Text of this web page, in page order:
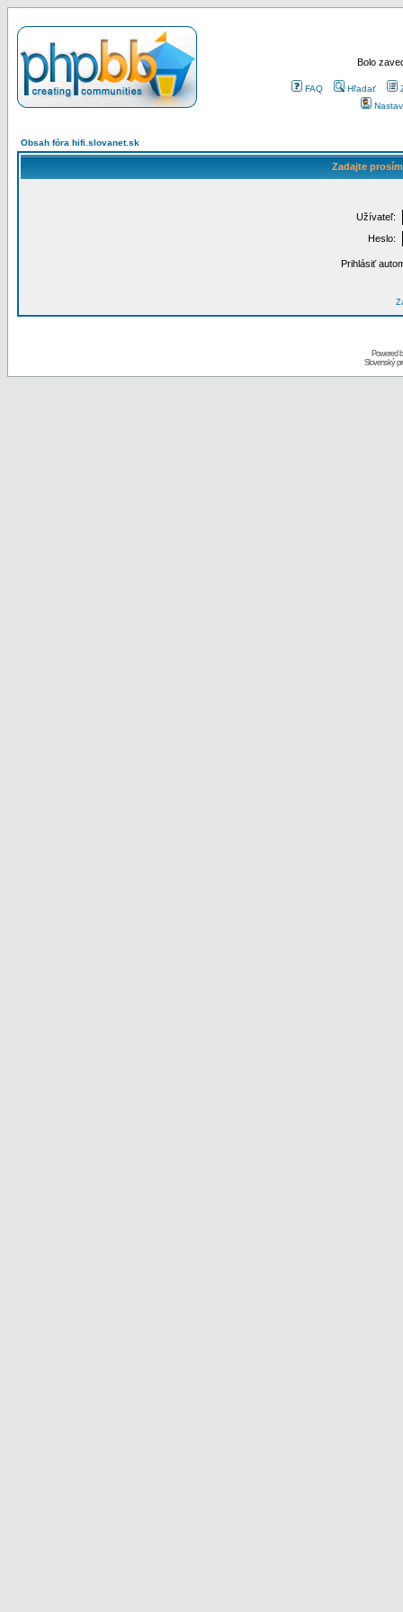
Bolo
FAQ Hľadať
Obsah fóra hifi.slovanet.sk
Zadajte
Užívateľ:
Heslo:
Prihlásiť
Powered
Slovenský